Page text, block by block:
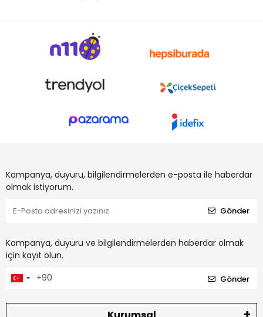
Kampanya, duyuru, bilgilendirmelerden e-posta ile haberdar
olmak istiyorum.
Gönder
Kampanya, duyuru ve bilgilendirmelerden haberdar olmak
için kayıt olun.
Gönder